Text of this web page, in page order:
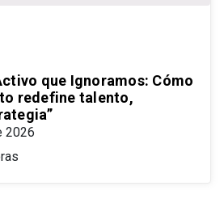
que Ignoramos: Cómo
redefine talento,
2026